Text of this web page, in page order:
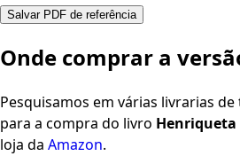
Salvar PDF de referência
Onde comprar a
Pesquisamos em várias livrarias
para a compra do livro Henriqueta
loja da Amazon.